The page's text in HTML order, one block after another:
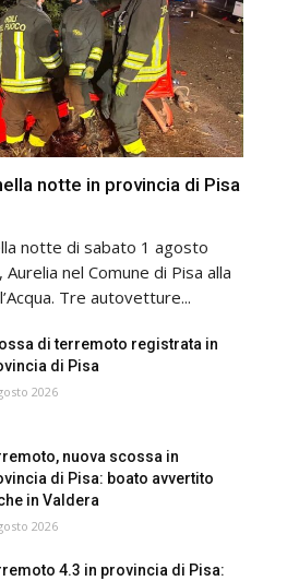
notte in provincia di Pisa
notte di sabato 1 agosto
nel Comune di Pisa alla
Tre autovetture...
di terremoto registrata in
di Pisa
2026
nuova scossa in
di Pisa: boato avvertito
in Valdera
2026
4.3 in provincia di Pisa: